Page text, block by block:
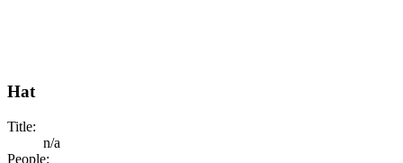
Hat
Title:
n/a
People: